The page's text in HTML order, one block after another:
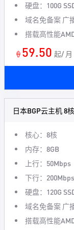
硬盘：100G
域名免备案 广
搭载高性能
🍦 59.50 起/ 月
日本BGP云主机 8
核心：8核
内存：8GB
上行：50Mbps
下行：200Mbps
硬盘：120G
域名免备案 广
搭载高性能